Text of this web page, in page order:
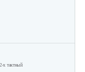
х тактный